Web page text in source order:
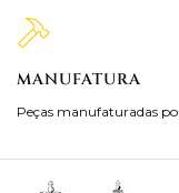
MANUFATURA
Peças manufaturadas